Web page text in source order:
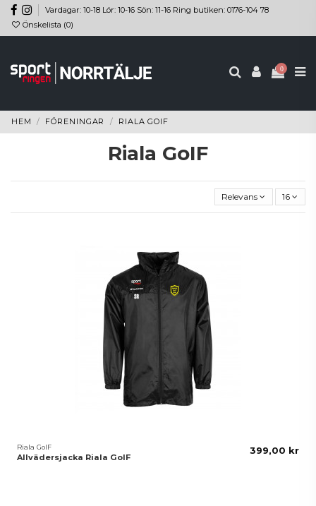
Vardagar: 10-18 Lör: 10-16 Sön: 11-16 Ring butiken: 0176-104 78
Önskelista (0)
0
HEM FÖRENINGAR RIALA GOIF
Riala GoIF
Relevans 16
Riala GoIF
Allvädersjacka Riala GoIF
399,00 kr